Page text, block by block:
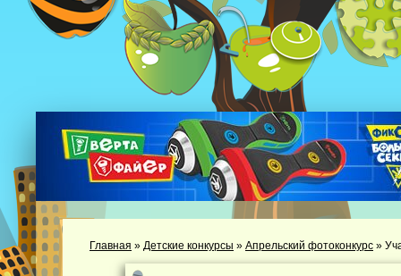
Главная » Детские конкурсы » Апрельский фотоконкурс »